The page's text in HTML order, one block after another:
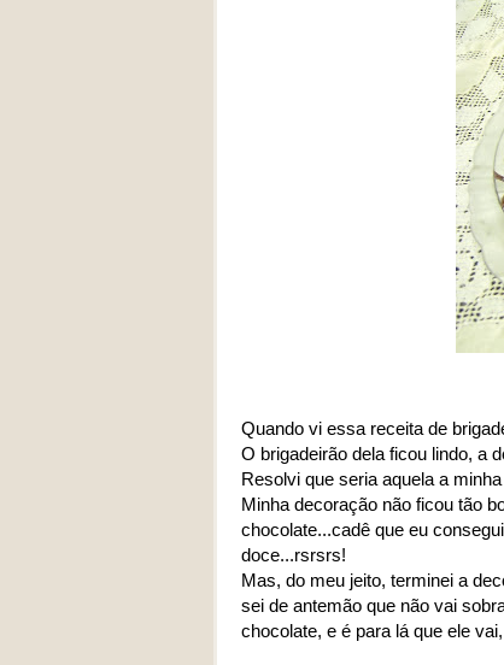
Quando vi essa receita de
O brigadeirão dela ficou lindo, a
Resolvi que seria aquela a
Minha decoração não ficou tão
chocolate...cadê que eu
doce...rsrsrs!
Mas, do meu jeito, terminei a
sei de antemão que não vai
chocolate, e é para lá que ele